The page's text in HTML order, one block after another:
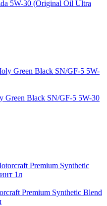
5W-30 (Original Oil Ultra
Green Black SN/GF-5 5W-30
Premium Synthetic Blend